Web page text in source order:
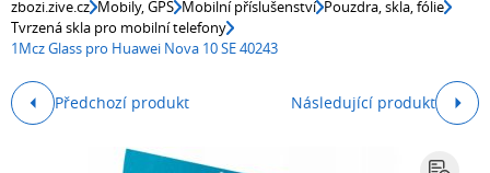
zbozi.zive.cz Mobily, GPS Mobilní příslušenství Pouzdra, skla, fólie
Tvrzená skla pro mobilní telefony
1Mcz Glass pro Huawei Nova 10 SE 40243
Předchozí produkt Následující produkt